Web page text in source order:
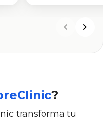
?
transforma tu